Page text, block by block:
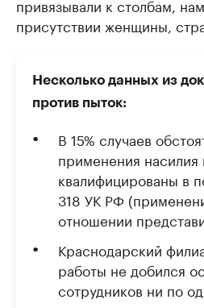
привязывали к столбам,
присутствии женщины,
Несколько данных из
против пыток:
В 15% случаев
применения насилия
квалифицированы в
318 УК РФ
отношении
Краснодарский
работы не добился
сотрудников ни по